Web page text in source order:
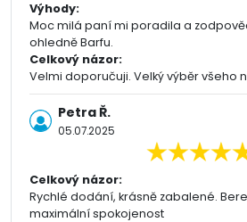
Výhody:
Moc milá paní mi poradila a
ohledně Barfu.
Celkový názor:
Velmi doporučuji. Velký výběr všeho
Petra Ř.
05.07.2025
Celkový názor:
Rychlé dodání, krásně zabalené.
maximální spokojenost